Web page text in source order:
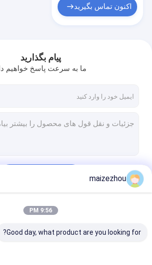
اکنون تماس بگیرید
پیام بگذارید
ما به سرعت پاسخ خواهیم
maizezhou
9:56 PM
Good day, what product are you looking for?